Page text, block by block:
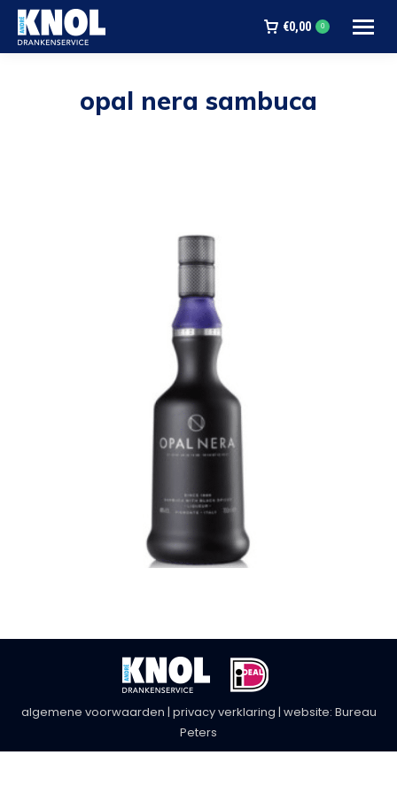
€0,00 0
opal nera sambuca
algemene voorwaarden | privacy verklaring | website: Bureau
Peters